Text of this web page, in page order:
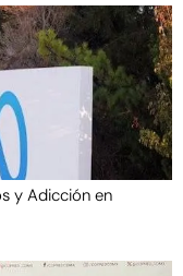
y Adicción en